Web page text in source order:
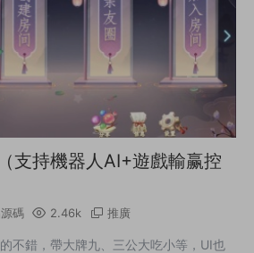
支持機器人AI+遊戲輸赢控
碼 2.46k 推廣
不錯，帶大牌九、三公大吃小等，UI也